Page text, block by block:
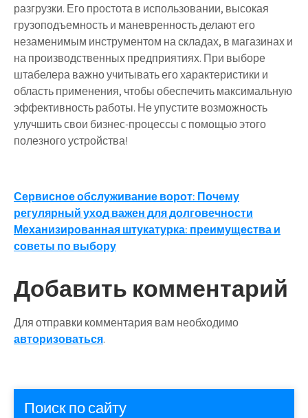
разгрузки. Его простота в использовании, высокая
грузоподъемность и маневренность делают его
незаменимым инструментом на складах, в магазинах и
на производственных предприятиях. При выборе
штабелера важно учитывать его характеристики и
область применения, чтобы обеспечить максимальную
эффективность работы. Не упустите возможность
улучшить свои бизнес-процессы с помощью этого
полезного устройства!
Навигация
по
записям
Сервисное обслуживание ворот: Почему
регулярный уход важен для долговечности
Механизированная штукатурка: преимущества и
советы по выбору
Добавить комментарий
Для отправки комментария вам необходимо
авторизоваться.
Поиск по сайту